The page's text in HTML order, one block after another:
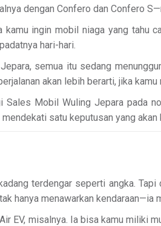
dengan Confero dan Confero
kamu ingin mobil niaga yang tahu
hari-hari.
semua itu sedang
akan lebih berarti, jika
Sales Mobil Wuling Jepara pada
satu keputusan yang akan
terdengar seperti angka.
hanya menawarkan kendaraan—ia
EV, misalnya. Ia bisa kamu miliki